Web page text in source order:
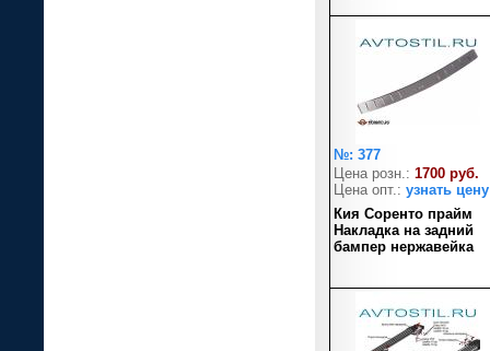
№: 377
Цена розн.: 1700 руб.
Цена опт.: узнать цену
Кия Соренто прайм
Накладка на задний
бампер нержавейка